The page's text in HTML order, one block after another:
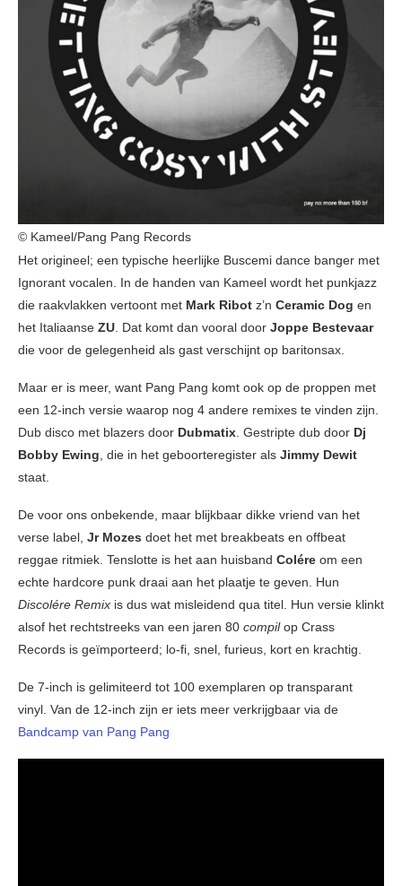
© Kameel/Pang Pang Records
Het origineel; een typische heerlijke Buscemi dance banger met
Ignorant vocalen. In de handen van Kameel wordt het punkjazz
die raakvlakken vertoont met Mark Ribot z’n Ceramic Dog en
het Italiaanse ZU. Dat komt dan vooral door Joppe Bestevaar
die voor de gelegenheid als gast verschijnt op baritonsax.
Maar er is meer, want Pang Pang komt ook op de proppen met
een 12-inch versie waarop nog 4 andere remixes te vinden zijn.
Dub disco met blazers door Dubmatix. Gestripte dub door Dj
Bobby Ewing, die in het geboorteregister als Jimmy Dewit
staat.
De voor ons onbekende, maar blijkbaar dikke vriend van het
verse label, Jr Mozes doet het met breakbeats en offbeat
reggae ritmiek. Tenslotte is het aan huisband Colére om een
echte hardcore punk draai aan het plaatje te geven. Hun
Discolére Remix is dus wat misleidend qua titel. Hun versie klinkt
alsof het rechtstreeks van een jaren 80 compilop Crass
Records is geïmporteerd; lo-fi, snel, furieus, kort en krachtig.
De 7-inch is gelimiteerd tot 100 exemplaren op transparant
vinyl. Van de 12-inch zijn er iets meer verkrijgbaar via de
Bandcamp van Pang Pang